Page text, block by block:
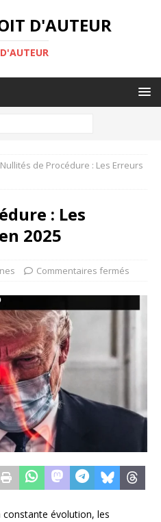
D'AUTEUR
Nullités de Procédure : Les Erreurs
: Les
2025
Commentaires fermés
évolution, les